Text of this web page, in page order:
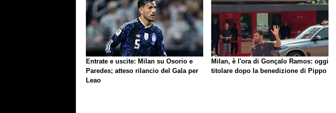
Entrate e uscite: Milan su Osorio e
Paredes; atteso rilancio del Gala per
Leao
Milan, è l'ora di Gonçalo Ramos: oggi
titolare dopo la benedizione di Pippo